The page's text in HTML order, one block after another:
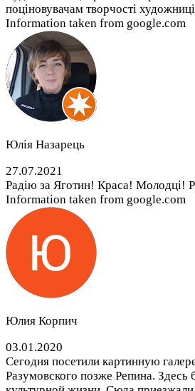
поціновувачам творчості
Information taken from google.com
Юлія Назарець
27.07.2021
Радію за Яготин! Краса! Молодці!
Information taken from google.com
Юлия Корпич
03.01.2020
Сегодня посетили картинную
Разумовского позже Репина. Здесь